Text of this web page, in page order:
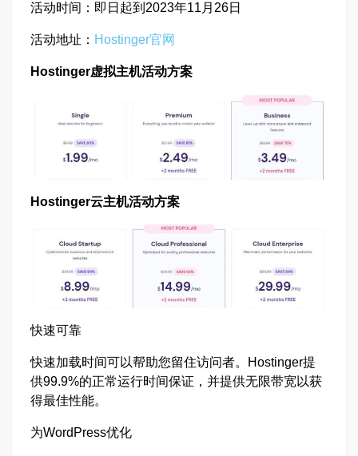
活动时间：即日起到2023年11月26日
活动地址： Hostinger官网
Hostinger虚拟主机活动方案
Hostinger云主机活动方案
快速可靠
快速加载时间可以帮助您留住访问者。Hostinger提
供99.9%的正常运行时间保证，并提供无限带宽以获
得最佳性能。
为WordPress优化